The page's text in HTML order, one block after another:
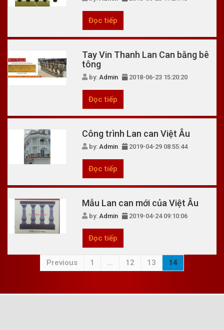
Đọc tiếp
Tay Vin Thanh Lan Can bằng bê
tông
by:Admin 2018-06-23 15:20:20
Đọc tiếp
Công trình Lan can Việt Âu
by:Admin 2019-04-29 08:55:44
Đọc tiếp
Mẫu Lan can mới của Việt Âu
by:Admin 2019-04-24 09:10:06
Đọc tiếp
Previous 1 ... 12 13 14